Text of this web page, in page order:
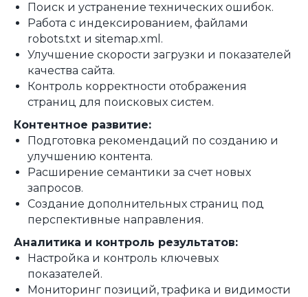
Поиск и устранение технических ошибок.
Работа с индексированием, файлами
robots.txt и sitemap.xml.
Улучшение скорости загрузки и показателей
качества сайта.
Контроль корректности отображения
страниц для поисковых систем.
Контентное развитие:
Подготовка рекомендаций по созданию и
улучшению контента.
Расширение семантики за счет новых
запросов.
Создание дополнительных страниц под
перспективные направления.
Аналитика и контроль результатов:
Настройка и контроль ключевых
показателей.
Мониторинг позиций, трафика и видимости